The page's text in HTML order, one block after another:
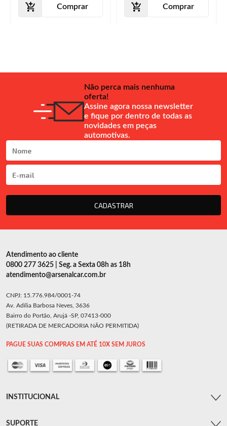
Comprar Comprar
Não perca mais nenhuma
oferta!
Assine agora nossa newsletter
e fique por dentro de todas as
novidades em peças
automotivas.
CADASTRAR
Atendimento ao cliente
0800 277 3625 | Seg. a Sexta 08h as 18h
atendimento@arsenalcar.com.br
CNPJ: 15.776.984/0001-74
Av. Adília Barbosa Neves, 3636
Bairro do Portão, Arujá -SP, 07413-000
(RETIRADA DE MERCADORIA NÃO PERMITIDA)
PAGUE SUAS COMPRAS EM ATÉ 10X SEM JUROS
INSTITUCIONAL
SUPORTE